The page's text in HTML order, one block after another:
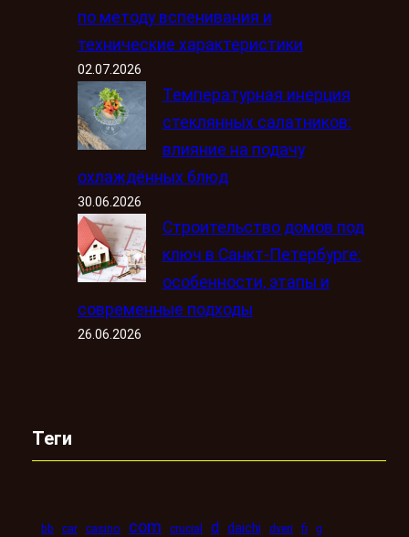
по методу вспенивания и
технические характеристики
02.07.2026
Температурная инерция
стеклянных салатников:
влияние на подачу
охлаждённых блюд
30.06.2026
Строительство домов под
ключ в Санкт-Петербурге:
особенности, этапы и
современные подходы
26.06.2026
Теги
bb car casino com crucial d daichi dveri fi g